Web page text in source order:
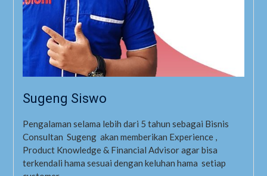
Sugeng Siswo
Pengalaman selama lebih dari 5 tahun sebagai Bisnis
Consultan Sugeng akan memberikan Experience ,
Product Knowledge & Financial Advisor agar bisa
terkendali hama sesuai dengan keluhan hama setiap